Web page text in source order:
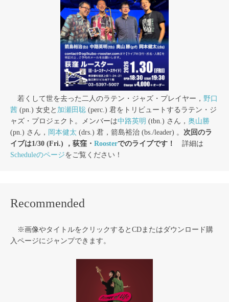
若くして世を去った二人のラテン・ジャズ・プレイヤー， 野口
茜 (pn.) 女史と 加瀬田聡 (perc.) 君をトリビュートするラテン・ジ
ャズ・プロジェクト。メンバーは中路英明 (tbn.) さん， 奥山勝
(pn.) さん， 岡本健太 (drs.) 君，箭島裕治 (bs./leader) 。 次回のラ
イブは1/30 (Fri.) ，荻窪・ Roosterでのライブです！
詳細は
Scheduleのページをご覧ください！
Recommended
※画像やタイトルをクリックするとCDまたはダウンロード購
入ページにジャンプできます。